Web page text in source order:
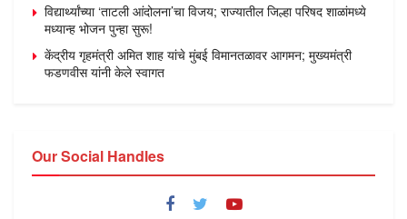
विद्यार्थ्यांच्या ‘ताटली आंदोलना’चा विजय; राज्यातील जिल्हा परिषद शाळांमध्ये
मध्यान्ह भोजन पुन्हा सुरू!
केंद्रीय गृहमंत्री अमित शाह यांचे मुंबई विमानतळावर आगमन; मुख्यमंत्री
फडणवीस यांनी केले स्वागत
Our Social Handles